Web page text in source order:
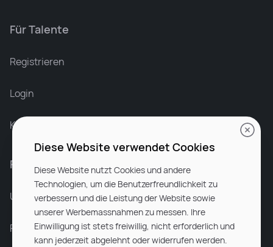
Für Talente
Registrieren
Login
Karriere bei Rocken
Für Unternehmen
Unsere Dienstleistungen
Partnerunternehmen
Diese Website verwendet Cookies
Diese Website nutzt Cookies und andere
Technologien, um die Benutzerfreundlichkeit zu
verbessern und die Leistung der Website sowie
unserer Werbemassnahmen zu messen. Ihre
Einwilligung ist stets freiwillig, nicht erforderlich und
kann jederzeit abgelehnt oder widerrufen werden.